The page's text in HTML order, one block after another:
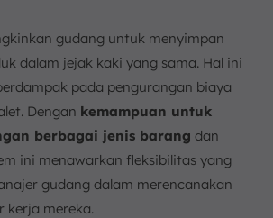
gudang untuk menyimpan
dalam jejak kaki yang sama. Hal ini
pada pengurangan biaya
Dengan kemampuan untuk
berbagai jenis barang dan
ini menawarkan fleksibilitas yang
gudang dalam merencanakan
kerja mereka.